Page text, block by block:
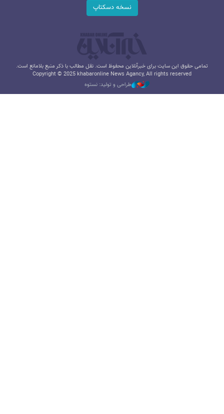
نسخه دسکتاپ
تمامی حقوق این سایت برای خبرآنلاین محفوظ است. نقل مطالب با ذکر منبع بلامانع است.
Copyright © 2025 khabaronline News Agancy, All rights reserved
طراحی و تولید: نستوه